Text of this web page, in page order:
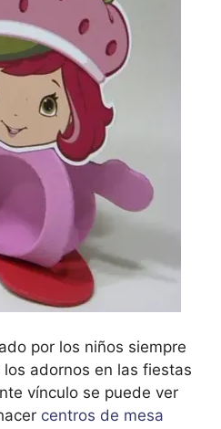
por los niños siempre
adornos en las fiestas
vínculo se puede ver
centros de mesa